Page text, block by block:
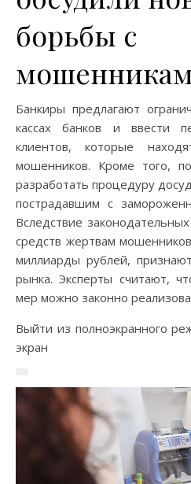
борьбы с
Банкиры предлагают ограничить выдачу наличных в
кассах банков и ввести
клиентов, которые
мошенников. Кроме того,
разработать процедуру
пострадавшим с
Вследствие
средств жертвам
миллиарды рублей,
рынка. Эксперты считают,
мер можно законно
Выйти из полноэкранного
экран